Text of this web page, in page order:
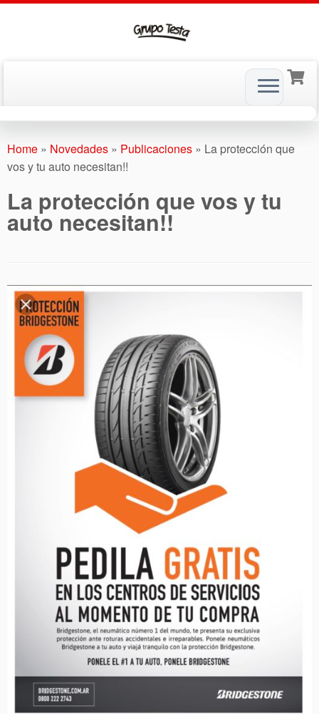
to
content
Home » Novedades » Publicaciones » La protección que
vos y tu auto necesitan!!
La protección que vos y tu
auto necesitan!!